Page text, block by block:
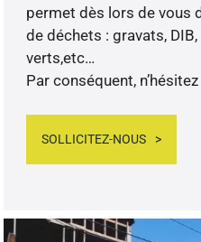
permet dès lors de vous
de déchets : gravats,
verts,etc…
Par conséquent,
SOLLICITEZ-NOUS